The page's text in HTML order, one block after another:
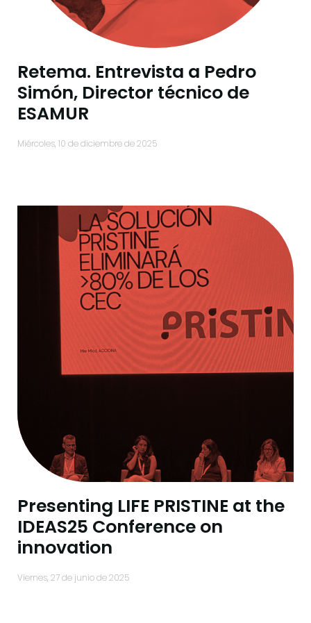
Retema. Entrevista a Pedro
Simón, Director técnico de
ESAMUR
miércoles, 10 de diciembre de 2025
Presenting LIFE PRISTINE at the
IDEAS25 Conference on
innovation
viernes, 27 de junio de 2025